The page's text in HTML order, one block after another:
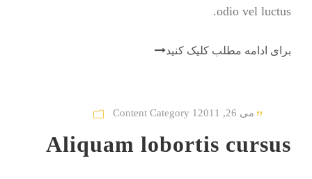
odio vel luctus.
برای ادامه مطلب کلیک کنید
می 26, 2011 Content Category 1
Aliquam lobortis cursus